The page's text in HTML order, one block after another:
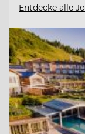
Entdecke alle